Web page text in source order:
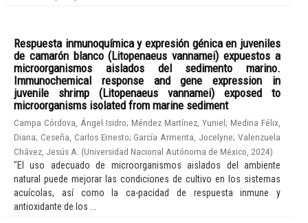
Respuesta inmunoquímica y expresión génica en juveniles
de camarón blanco (Litopenaeus vannamei) expuestos a
microorganismos aislados del sedimento marino.
Immunochemical response and gene expression in
juvenile shrimp (Litopenaeus vannamei) exposed to
microorganisms isolated from marine sediment
Campa Córdova, Ángel Isidro; Méndez Martínez, Yuniel; Medina Félix,
Diana; Ceseña, Carlos Ernesto;García Armenta, Jocelyne;Valenzuela
Chávez, Jesús A. (Universidad Nacional Autónoma de México 2024)
"El uso adecuado de microorganismos aislados del ambiente
natural puede mejorar las condiciones de cultivo en los sistemas
acuícolas, así como la ca-pacidad de respuesta inmune y
antioxidante de los ...